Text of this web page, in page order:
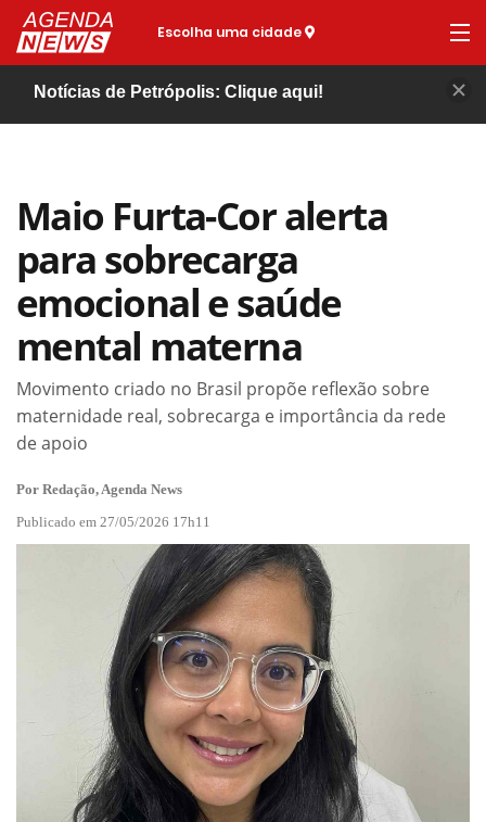
Escolha uma cidade
Notícias de Petrópolis: Clique aqui!
Maio Furta-Cor alerta
para sobrecarga
emocional e saúde
mental materna
Movimento criado no Brasil propõe reflexão sobre
maternidade real, sobrecarga e importância da rede
de apoio
Por Redação, Agenda News
Publicado em 27/05/2026 17h11